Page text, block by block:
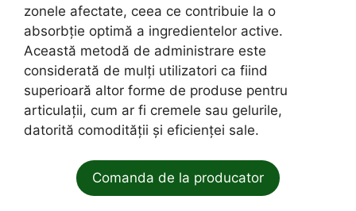
zonele afectate, ceea ce contribuie la o
absorbție optimă a ingredientelor active.
Această metodă de administrare este
considerată de mulți utilizatori ca fiind
superioară altor forme de produse pentru
articulații, cum ar fi cremele sau gelurile,
datorită comodității și eficienței sale.
Comanda de la producator